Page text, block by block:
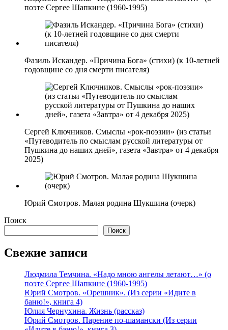
поэте Сергее Шапкине (1960-1995)
Фазиль Искандер. «Причина Бога» (стихи) (к 10-летней
годовщине со дня смерти писателя)
Сергей Ключников. Смыслы «рок-поэзии» (из статьи
«Путеводитель по смыслам русской литературы от
Пушкина до наших дней», газета «Завтра» от 4 декабря
2025)
Юрий Смотров. Малая родина Шукшина (очерк)
Поиск
Поиск
Свежие записи
Людмила Темчина. «Надо мною ангелы летают…» (о
поэте Сергее Шапкине (1960-1995)
Юрий Смотров. «Орешник». (Из серии «Идите в
баню!», книга 4)
Юлия Чернухина. Жизнь (рассказ)
Юрий Смотров. Парение по-шамански (Из серии